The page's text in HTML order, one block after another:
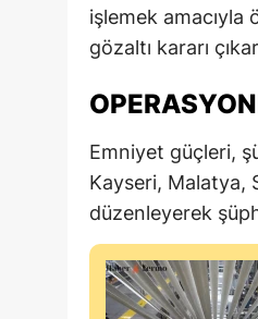
işlemek amacıyla
gözaltı kararı
Emniyet güçleri,
Kayseri, Malatya,
düzenleyerek